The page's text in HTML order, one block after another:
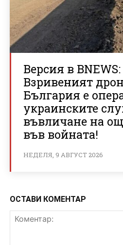
Версия в BNEWS:
Взривеният
България е
украинските
въвличане на
във войната!
НЕДЕЛЯ, 9 АВГУСТ 2026
ОСТАВИ КОМЕНТАР